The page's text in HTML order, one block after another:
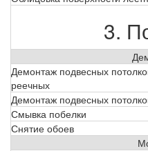
3.
Демонтаж подвесных
реечных
Демонтаж подвесных
Смывка побелки
Снятие обоев